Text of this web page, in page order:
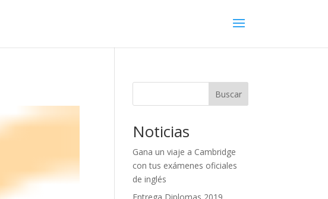
Buscar
Noticias
Gana un viaje a Cambridge
con tus exámenes oficiales
de inglés